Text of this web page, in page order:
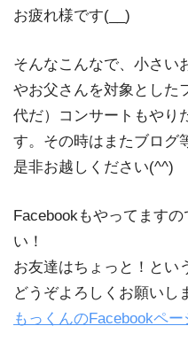
お疲れ様です(__)
そんなこんなで、小さい
やお父さんを対象とし
代だ）コンサートもやり
す。その時はまたブログ
是非お越しください(^^)
Facebookもやってます
い！
お友達はちょっと！とい
どうぞよろしくお願いし
もっくんのFacebookペ